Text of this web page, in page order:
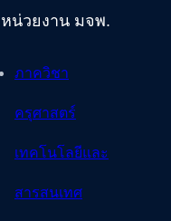
หน่วยงาน มจพ.
ภาควิชา
ครุศาสตร์
เทคโนโลยีและ
สารสนเทศ